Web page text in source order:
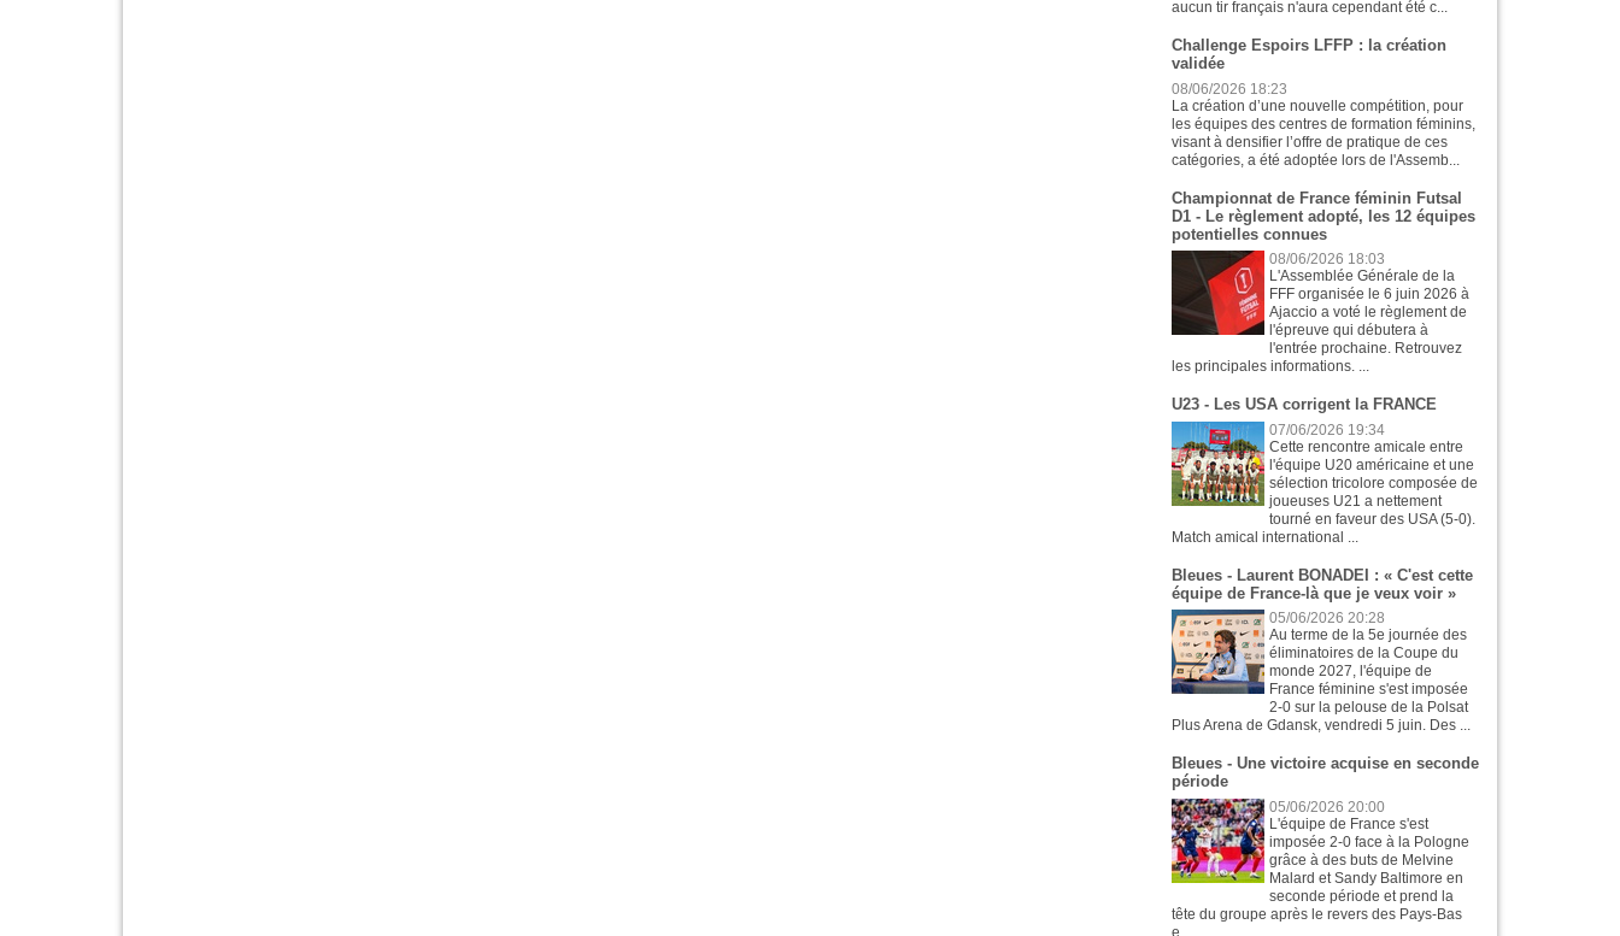
aucun tir français n'aura cependant été c...
Challenge Espoirs LFFP : la création
validée
08/06/2026 18:23
La création d’une nouvelle compétition, pour
les équipes des centres de formation féminins,
visant à densifier l’offre de pratique de ces
catégories, a été adoptée lors de l'Assemb...
Championnat de France féminin Futsal
D1 - Le règlement adopté, les 12 équipes
potentielles connues
08/06/2026 18:03
L'Assemblée Générale de la
FFF organisée le 6 juin 2026 à
Ajaccio a voté le règlement de
l'épreuve qui débutera à
l'entrée prochaine. Retrouvez
les principales informations. ...
U23 - Les USA corrigent la FRANCE
07/06/2026 19:34
Cette rencontre amicale entre
l'équipe U20 américaine et une
sélection tricolore composée de
joueuses U21 a nettement
tourné en faveur des USA (5-0).
Match amical international ...
Bleues - Laurent BONADEI : « C'est cette
équipe de France-là que je veux voir »
05/06/2026 20:28
Au terme de la 5e journée des
éliminatoires de la Coupe du
monde 2027, l'équipe de
France féminine s'est imposée
2-0 sur la pelouse de la Polsat
Plus Arena de Gdansk, vendredi 5 juin. Des ...
Bleues - Une victoire acquise en seconde
période
05/06/2026 20:00
L'équipe de France s'est
imposée 2-0 face à la Pologne
grâce à des buts de Melvine
Malard et Sandy Baltimore en
seconde période et prend la
tête du groupe après le revers des Pays-Bas
e...